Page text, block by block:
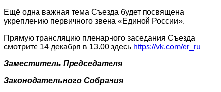
Ещё одна важная тема Съезда будет посвящена
укреплению первичного звена «Единой России».
Прямую трансляцию пленарного заседания Съезда
смотрите 14 декабря в 13.00 здесь https://vk.com/er_ru
Заместитель Председателя
Законодательного Собрания